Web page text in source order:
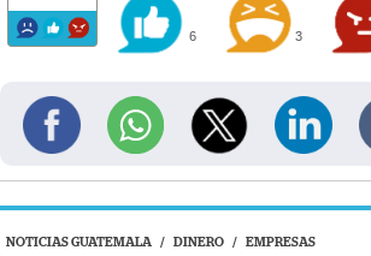
6 3
NOTICIAS GUATEMALA / DINERO / EMPRESAS